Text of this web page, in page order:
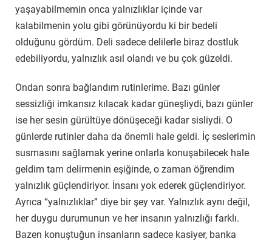
yaşayabilmemin onca yalnızlıklar içinde var
kalabilmenin yolu gibi görünüyordu ki bir bedeli
olduğunu gördüm. Deli sadece delilerle biraz dostluk
edebiliyordu, yalnızlık asıl olandı ve bu çok güzeldi.
Ondan sonra bağlandım rutinlerime. Bazı günler
sessizliği imkansız kılacak kadar güneşliydi, bazı günler
ise her sesin gürültüye dönüşeceği kadar sisliydi. O
günlerde rutinler daha da önemli hale geldi. İç seslerimin
susmasını sağlamak yerine onlarla konuşabilecek hale
geldim tam delirmenin eşiğinde, o zaman öğrendim
yalnızlık güçlendiriyor. İnsanı yok ederek güçlendiriyor.
Ayrıca “yalnızlıklar” diye bir şey var. Yalnızlık aynı değil,
her duygu durumunun ve her insanın yalnızlığı farklı.
Bazen konuştuğun insanların sadece kasiyer, banka